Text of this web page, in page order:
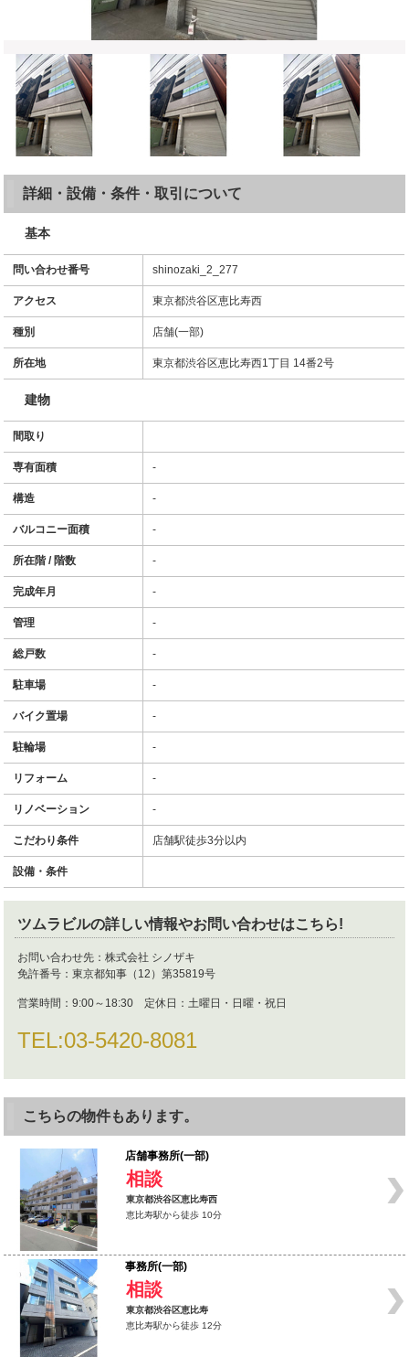
詳細・設備・条件・取引について
基本
問い合わせ番号 shinozaki_2_277
アクセス 東京都渋谷区恵比寿西
種別 店舗(一部)
所在地 東京都渋谷区恵比寿西1丁目 14番2号
建物
間取り
専有面積 -
構造 -
バルコニー面積 -
所在階 / 階数 -
完成年月 -
管理 -
総戸数 -
駐車場 -
バイク置場 -
駐輪場 -
リフォーム -
リノベーション -
こだわり条件 店舗駅徒歩3分以内
設備・条件
ツムラビルの詳しい情報やお問い合わせはこちら!
お問い合わせ先： 株式会社 シノザキ
免許番号： 東京都知事（12）第35819号
営業時間： 9:00～18:30 定休日：土曜日・日曜・祝日
TEL:03-5420-8081
こちらの物件もあります。
店舗事務所(一部)
相談
東京都渋谷区恵比寿西
恵比寿駅から徒歩 10分
事務所(一部)
相談
東京都渋谷区恵比寿
恵比寿駅から徒歩 12分